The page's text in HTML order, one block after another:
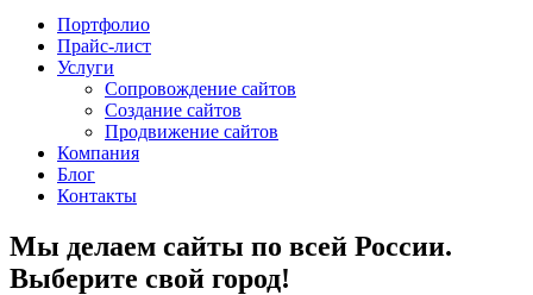
Портфолио
Прайс-лист
Услуги
Сопровождение сайтов
Создание сайтов
Продвижение сайтов
Компания
Блог
Контакты
Мы делаем сайты по всей России.
Выберите свой город!